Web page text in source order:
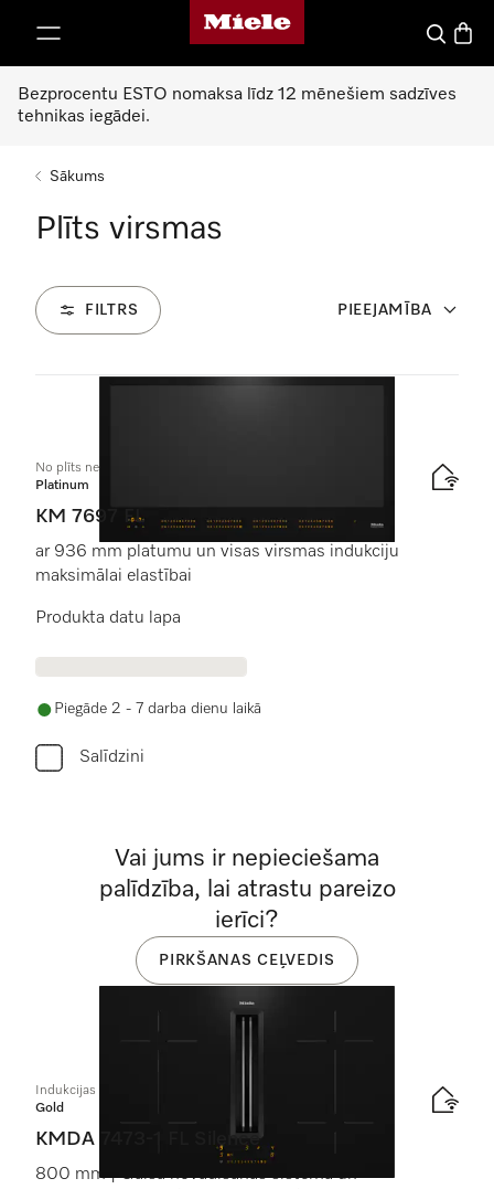
Miele mājas lapa
Bezprocentu ESTO nomaksa līdz 12 mēnešiem sadzīves
tehnikas iegādei.
Sākums
Plīts virsmas
FILTRS PIEEJAMĪBA
No plīts neatk. indukcijas plīts virsma
Platinum
KM 7697 FL
ar 936 mm platumu un visas virsmas indukciju
maksimālai elastībai
Produkta datu lapa
Piegāde 2 - 7 darba dienu laikā
Salīdzini
Indukcijas plīts virsma ar integrētu tvaika nosūkšanu
Gold
KMDA 7473-1 FL Silence
800 mm | Gaisa novadīšanas sistēma un
Vai jums ir nepieciešama
palīdzība, lai atrastu pareizo
ierīci?
PIRKŠANAS CEĻVEDIS